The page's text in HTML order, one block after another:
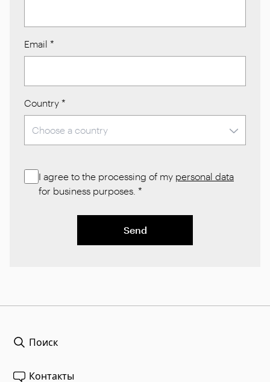
Email *
Country *
I agree to the processing of my personal data
for business purposes. *
Send
Поиск
Контакты